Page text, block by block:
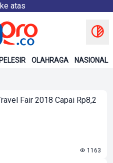
atas
PELESIR OLAHRAGA NASIONAL
Fair 2018 Capai Rp8,2
1163